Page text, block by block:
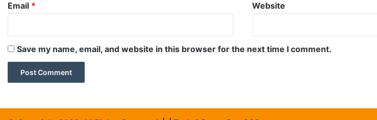
Email * Website
Save my name, email, and website in this browser for the next time I comment.